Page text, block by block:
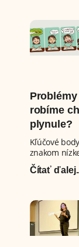
robíme
plynule?
Kľúčové
znakom
Čítať